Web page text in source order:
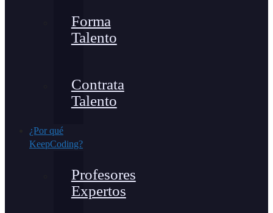
Forma
Talento
Contrata
Talento
¿Por qué
KeepCoding?
Profesores
Expertos